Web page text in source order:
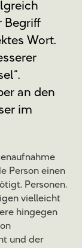
Begriff
Wort.
an den
im
Person einen
Personen,
vielleicht
hingegen
und der